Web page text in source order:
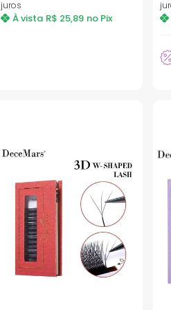
juros
À vista R$ 25,89 no Pix